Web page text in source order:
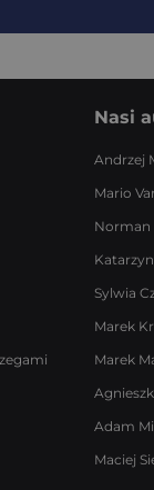
Nasi
Andrzej
Mario
Norman
Sylwia
Marek
Marek
Adam
Maciej